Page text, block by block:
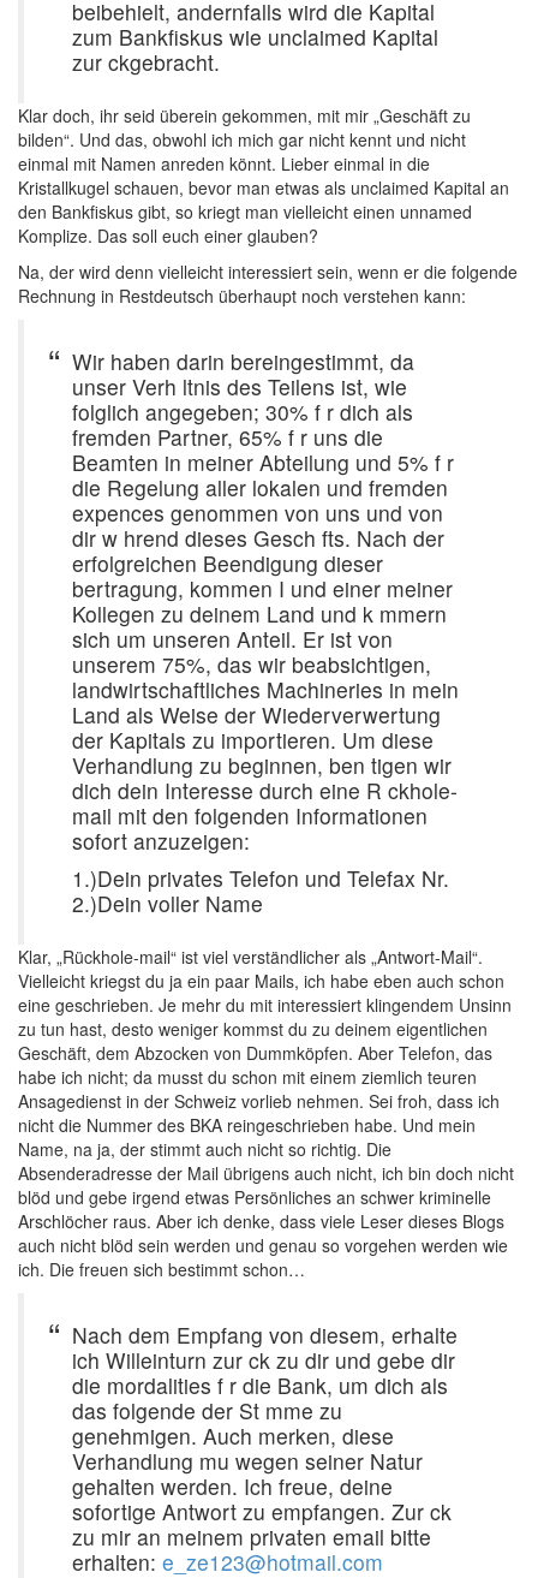
beibehielt, andernfalls wird die Kapital
zum Bankfiskus wie unclaimed Kapital
zur ckgebracht.
Klar doch, ihr seid überein gekommen, mit mir „Geschäft zu
bilden“. Und das, obwohl ich mich gar nicht kennt und nicht
einmal mit Namen anreden könnt. Lieber einmal in die
Kristallkugel schauen, bevor man etwas als unclaimed Kapital an
den Bankfiskus gibt, so kriegt man vielleicht einen unnamed
Komplize. Das soll euch einer glauben?
Na, der wird denn vielleicht interessiert sein, wenn er die folgende
Rechnung in Restdeutsch überhaupt noch verstehen kann:
Wir haben darin bereingestimmt, da
unser Verh ltnis des Teilens ist, wie
folglich angegeben; 30% f r dich als
fremden Partner, 65% f r uns die
Beamten in meiner Abteilung und 5% f r
die Regelung aller lokalen und fremden
expences genommen von uns und von
dir w hrend dieses Gesch fts. Nach der
erfolgreichen Beendigung dieser
bertragung, kommen I und einer meiner
Kollegen zu deinem Land und k mmern
sich um unseren Anteil. Er ist von
unserem 75%, das wir beabsichtigen,
landwirtschaftliches Machineries in mein
Land als Weise der Wiederverwertung
der Kapitals zu importieren. Um diese
Verhandlung zu beginnen, ben tigen wir
dich dein Interesse durch eine R ckhole-
mail mit den folgenden Informationen
sofort anzuzeigen:
1.)Dein privates Telefon und Telefax Nr.
2.)Dein voller Name
Klar, „Rückhole-mail“ ist viel verständlicher als „Antwort-Mail“.
Vielleicht kriegst du ja ein paar Mails, ich habe eben auch schon
eine geschrieben. Je mehr du mit interessiert klingendem Unsinn
zu tun hast, desto weniger kommst du zu deinem eigentlichen
Geschäft, dem Abzocken von Dummköpfen. Aber Telefon, das
habe ich nicht; da musst du schon mit einem ziemlich teuren
Ansagedienst in der Schweiz vorlieb nehmen. Sei froh, dass ich
nicht die Nummer des BKA reingeschrieben habe. Und mein
Name, na ja, der stimmt auch nicht so richtig. Die
Absenderadresse der Mail übrigens auch nicht, ich bin doch nicht
blöd und gebe irgend etwas Persönliches an schwer kriminelle
Arschlöcher raus. Aber ich denke, dass viele Leser dieses Blogs
auch nicht blöd sein werden und genau so vorgehen werden wie
ich. Die freuen sich bestimmt schon…
Nach dem Empfang von diesem, erhalte
ich Willeinturn zur ck zu dir und gebe dir
die mordalities f r die Bank, um dich als
das folgende der St mme zu
genehmigen. Auch merken, diese
Verhandlung mu wegen seiner Natur
gehalten werden. Ich freue, deine
sofortige Antwort zu empfangen. Zur ck
zu mir an meinem privaten email bitte
erhalten: e_ze123@hotmail.com